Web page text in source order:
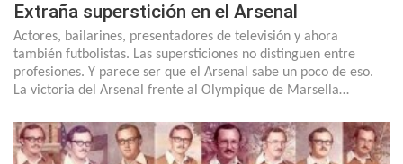
Extraña superstición en el Arsenal
Actores, bailarines, presentadores de televisión y ahora
también futbolistas. Las supersticiones no distinguen entre
profesiones. Y parece ser que el Arsenal sabe un poco de eso.
La victoria del Arsenal frente al Olympique de Marsella…